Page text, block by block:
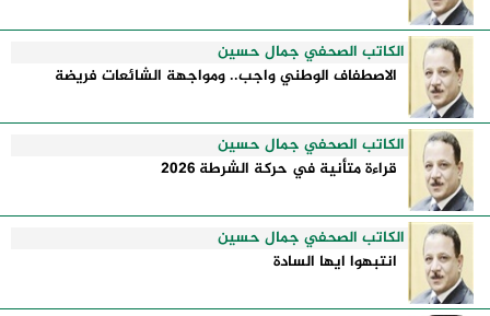
الكاتب الصحفي جمال حسين
الاصطفاف الوطني واجب.. ومواجهة الشائعات فريضة
الكاتب الصحفي جمال حسين
قراءة متأنية في حركة الشرطة 2026
الكاتب الصحفي جمال حسين
انتبهوا ايها السادة